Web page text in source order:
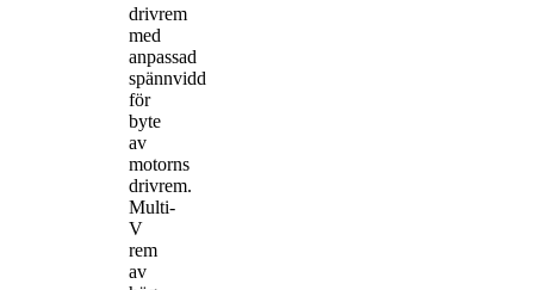
drivrem
med
anpassad
spännvidd
för
byte
av
motorns
drivrem.
Multi-
V
rem
av